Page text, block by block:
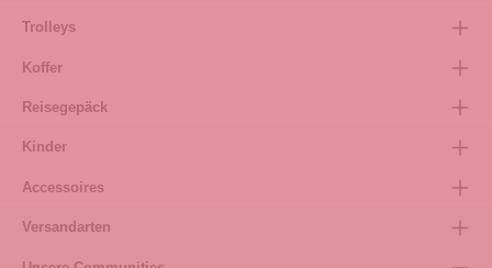
Trolleys
Koffer
Reisegepäck
Kinder
Accessoires
Versandarten